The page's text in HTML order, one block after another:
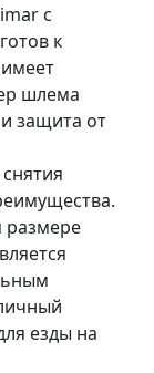
с
к
шлема
защита от
размере
езды на